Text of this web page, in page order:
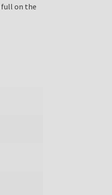
full on the